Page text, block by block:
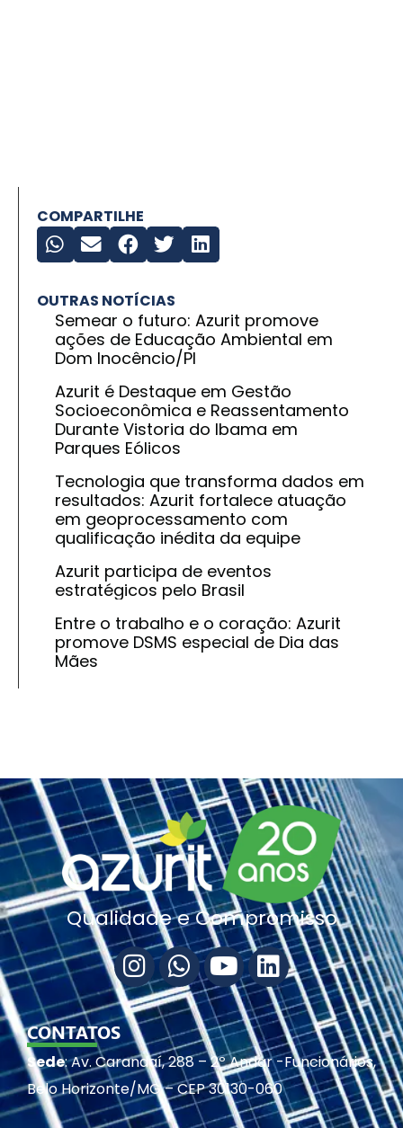
COMPARTILHE
OUTRAS NOTÍCIAS
Semear o futuro: Azurit promove
ações de Educação Ambiental em
Dom Inocêncio/PI
Azurit é Destaque em Gestão
Socioeconômica e Reassentamento
Durante Vistoria do Ibama em
Parques Eólicos
Tecnologia que transforma dados em
resultados: Azurit fortalece atuação
em geoprocessamento com
qualificação inédita da equipe
Azurit participa de eventos
estratégicos pelo Brasil
Entre o trabalho e o coração: Azurit
promove DSMS especial de Dia das
Mães
Qualidade e Compromisso
CONTATOS
Sede: Av. Carandaí, 288 – 2º Andar -Funcionários,
Belo Horizonte/MG – CEP 30130-060